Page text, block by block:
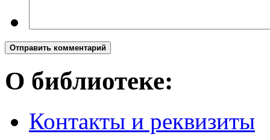
Отправить комментарий
О библиотеке:
Контакты и реквизиты